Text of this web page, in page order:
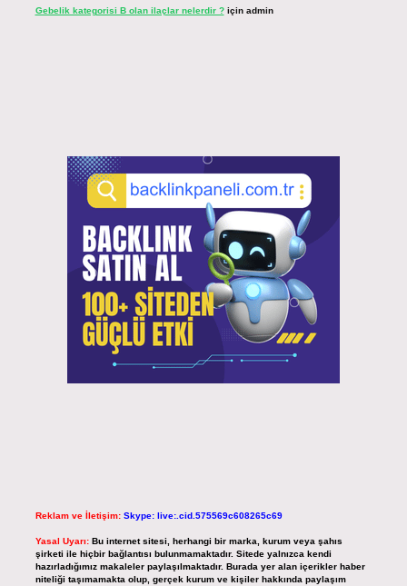
Gebelik kategorisi B olan ilaçlar nelerdir ?için admin
Reklam ve İletişim: Skype: live:.cid.575569c608265c69
Yasal Uyarı: Bu internet sitesi, herhangi bir marka, kurum veya şahıs
şirketi ile hiçbir bağlantısı bulunmamaktadır. Sitede yalnızca kendi
hazırladığımız makaleler paylaşılmaktadır. Burada yer alan içerikler haber
niteliği taşımamakta olup, gerçek kurum ve kişiler hakkında paylaşım